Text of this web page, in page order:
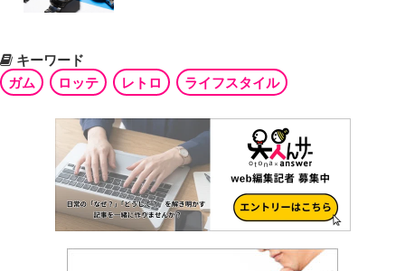
キーワード
ガム
ロッテ レトロ ライフスタイル